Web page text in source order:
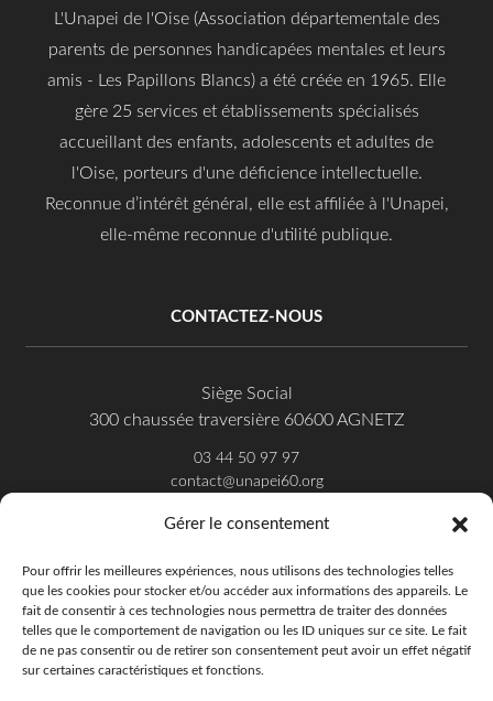
Gérer le consentement
Pour offrir les meilleures expériences, nous utilisons des technologies telles
que les cookies pour stocker et/ou accéder aux informations des appareils. Le
fait de consentir à ces technologies nous permettra de traiter des données
telles que le comportement de navigation ou les ID uniques sur ce site. Le fait
de ne pas consentir ou de retirer son consentement peut avoir un effet négatif
sur certaines caractéristiques et fonctions.
L'Unapei de l'Oise (Association départementale des
parents de personnes handicapées mentales et leurs
amis - Les Papillons Blancs) a été créée en 1965. Elle
gère 25 services et établissements spécialisés
accueillant des enfants, adolescents et adultes de
l'Oise, porteurs d'une déficience intellectuelle.
Reconnue d’intérêt général, elle est affiliée à l'Unapei,
elle-même reconnue d'utilité publique.
CONTACTEZ-NOUS
Siège Social
300 chaussée traversière 60600 AGNETZ
03 44 50 97 97
contact@unapei60.org